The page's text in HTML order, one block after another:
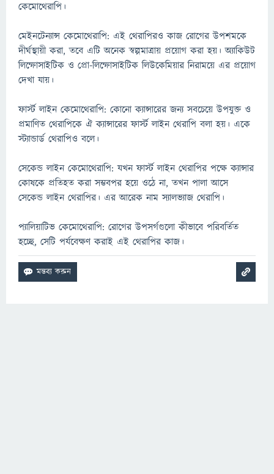
কেমোথেরাপি।
মেইনটেন্যান্স কেমোথেরাপি: এই থেরাপিরও কাজ রোগের উপশমকে
দীর্ঘস্থায়ী করা, তবে এটি অনেক স্বল্পমাত্রায় প্রয়োগ করা হয়। অ্যাকিউট
লিম্ফোসাইটিক ও প্রো-লিম্ফোসাইটিক লিউকেমিয়ার নিরাময়ে এর প্রয়োগ
দেখা যায়।
ফার্স্ট লাইন কেমোথেরাপি: কোনো ক্যান্সারের জন্য সবচেয়ে উপযুক্ত ও
প্রমাণিত থেরাপিকে ঐ ক্যান্সারের ফার্স্ট লাইন থেরাপি বলা হয়। একে
স্ট্যান্ডার্ড থেরাপিও বলে।
সেকেন্ড লাইন কেমোথেরাপি: যখন ফার্স্ট লাইন থেরাপির পক্ষে ক্যান্সার
কোষকে প্রতিহত করা সম্ভবপর হয়ে ওঠে না, তখন পালা আসে
সেকেন্ড লাইন থেরাপির। এর আরেক নাম স্যালভ্যাজ থেরাপি।
প্যালিয়াটিভ কেমোথেরাপি: রোগের উপসর্গগুলো কীভাবে পরিবর্তিত
হচ্ছে, সেটি পর্যবেক্ষণ করাই এই থেরাপির কাজ।